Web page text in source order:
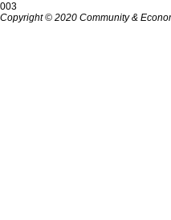
003
Copyright © 2020 Community &